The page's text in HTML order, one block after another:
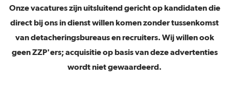
Onze vacatures zijn uitsluitend gericht op kandidaten die
direct bij ons in dienst willen komen zonder tussenkomst
van detacheringsbureaus en recruiters. Wij willen ook
geen ZZP'ers; acquisitie op basis van deze advertenties
wordt niet gewaardeerd.